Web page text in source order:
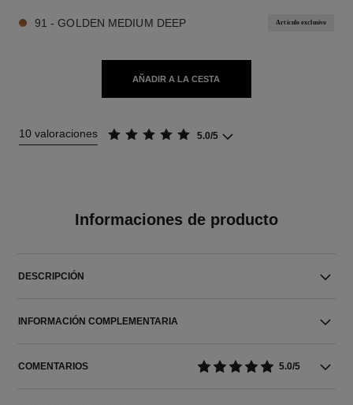
91 - GOLDEN MEDIUM DEEP Artículo exclusivo
AÑADIR A LA CESTA
10 valoraciones 5.0/5
Informaciones de producto
DESCRIPCIÓN
INFORMACIÓN COMPLEMENTARIA
COMENTARIOS 5.0/5